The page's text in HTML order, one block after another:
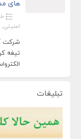
های
امنیتی,
شرکت
تیغه
تبلیغات